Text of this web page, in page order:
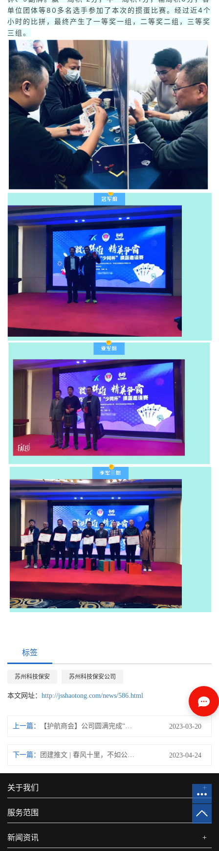
单位团体等80多名选手参加了本次的掼蛋比赛。经过近4个
小时的比拼，最终产生了一等奖一组，二等奖二组，三等奖
三组。
标签
苏州科技保安 苏州科技保安公司
本文网址： http://jsshaotong.com/news/586.html
上一篇： 2023-03-20
下一篇： 2023-04-24
关于我们 +
服务范围 +
新闻资讯 +